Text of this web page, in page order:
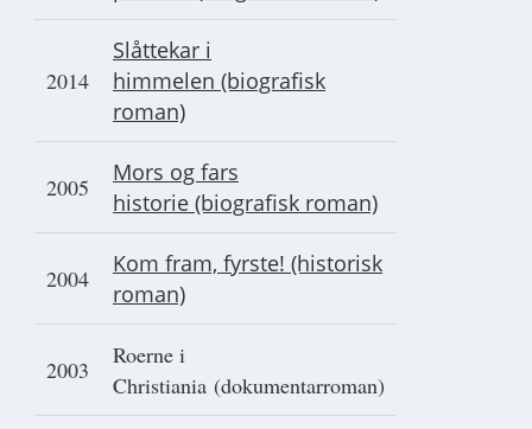
2014
Slåttekar i
himmelen (biografisk
roman)
2005
Mors og fars
historie (biografisk roman)
2004
Kom fram, fyrste! (historisk
roman)
2003
Roerne i
Christiania (dokumentarroman)